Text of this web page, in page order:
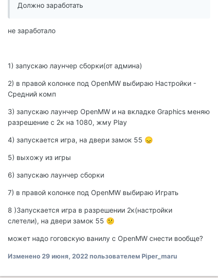
Должно заработать
не заработало
1) запускаю лаунчер сборки(от админа)
2) в правой колонке под OpenMW выбираю Настройки -
Средний комп
3) запускаю лаунчер OpenMW и на вкладке Graphics меняю
разрешение с 2к на 1080, жму Play
4) запускается игра, на двери замок 55 😞
5) выхожу из игры
6) запускаю лаунчер сборки
7) в правой колонке под OpenMW выбираю Играть
8 )Запускается игра в разрешении 2к(настройки
слетели), на двери замок 55 😕
может надо гоговскую ванилу с OpenMW снести вообще?
Изменено 29 июня, 2022пользователем Piper_maru